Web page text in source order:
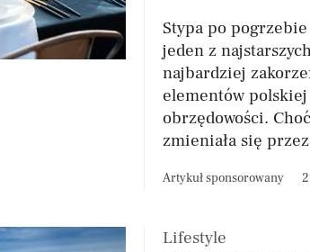
Stypa po
jeden z
najbardziej
elementów polskiej
obrzędowości.
zmieniała się
Artykuł sponsorowany
Lifestyle